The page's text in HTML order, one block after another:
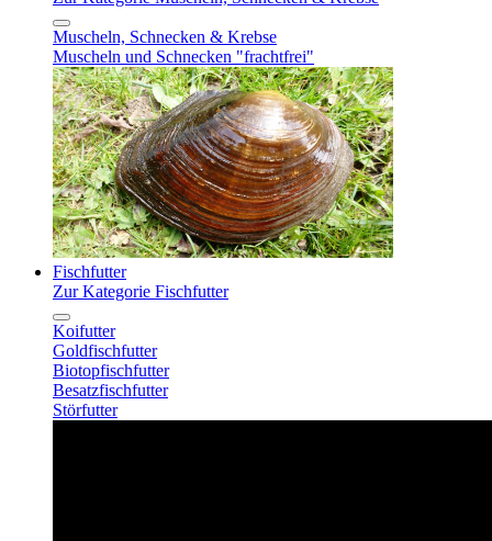
Muscheln, Schnecken & Krebse
Muscheln und Schnecken "frachtfrei"
Fischfutter
Zur Kategorie Fischfutter
Koifutter
Goldfischfutter
Biotopfischfutter
Besatzfischfutter
Störfutter